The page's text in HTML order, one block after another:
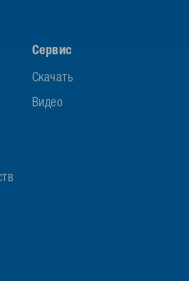
Сервис
Скачать
Видео